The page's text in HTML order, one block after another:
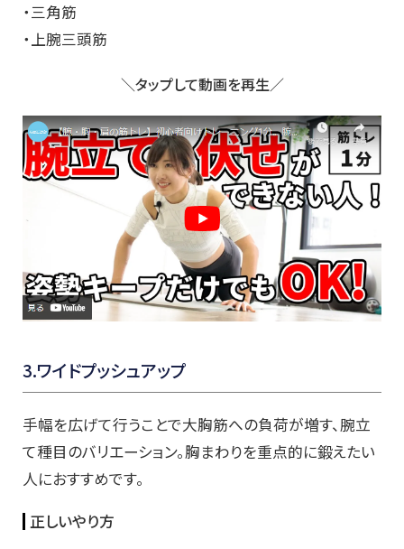
・三角筋
・上腕三頭筋
＼タップして動画を再生／
3.ワイドプッシュアップ
手幅を広げて行うことで大胸筋への負荷が増す、腕立
て種目のバリエーション。胸まわりを重点的に鍛えたい
人におすすめです。
正しいやり方